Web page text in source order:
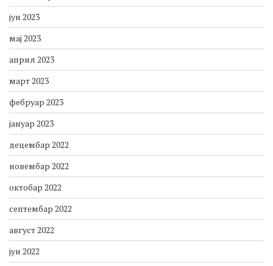
јун 2023
мај 2023
април 2023
март 2023
фебруар 2023
јануар 2023
децембар 2022
новембар 2022
октобар 2022
септембар 2022
август 2022
јун 2022